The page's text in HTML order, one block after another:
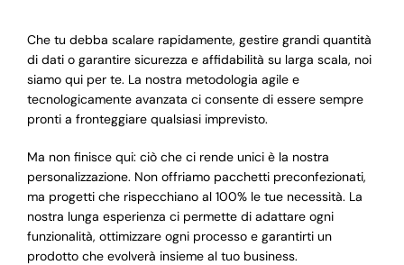
Che tu debba scalare rapidamente, gestire grandi quantità
di dati o garantire sicurezza e affidabilità su larga scala, noi
siamo qui per te. La nostra metodologia agile e
tecnologicamente avanzata ci consente di essere sempre
pronti a fronteggiare qualsiasi imprevisto.
Ma non finisce qui: ciò che ci rende unici è la nostra
personalizzazione. Non offriamo pacchetti preconfezionati,
ma progetti che rispecchiano al 100% le tue necessità. La
nostra lunga esperienza ci permette di adattare ogni
funzionalità, ottimizzare ogni processo e garantirti un
prodotto che evolverà insieme al tuo business.